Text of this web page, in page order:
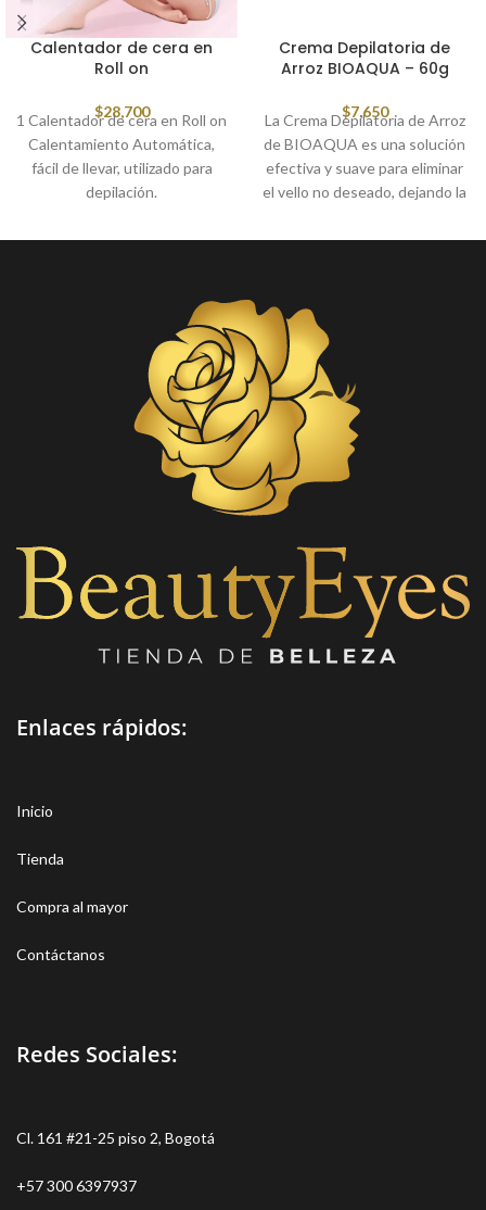
Calentador de cera en
Roll on
$28,700
1 Calentador de cera en Roll on
Calentamiento Automática,
fácil de llevar, utilizado para
depilación.
Crema Depilatoria de
Arroz BIOAQUA – 60g
$7,650
La Crema Depilatoria de Arroz
de BIOAQUA es una solución
efectiva y suave para eliminar
el vello no deseado, dejando la
Enlaces rápidos:
Inicio
Tienda
Compra al mayor
Contáctanos
Redes Sociales:
Cl. 161 #21-25 piso 2, Bogotá
+57 300 6397937